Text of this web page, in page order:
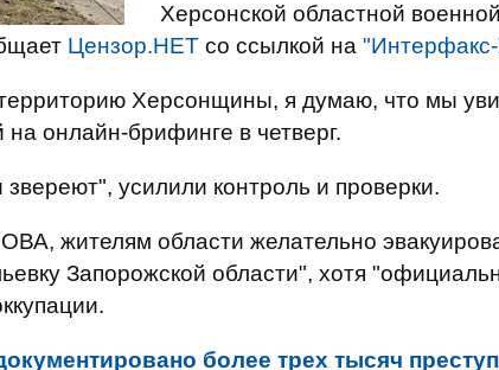
Херсонской областной
Цензор.НЕТ со ссылкой на
Херсонщины, я думаю, что мы
на онлайн-брифинге в четверг.
усилили контроль и проверки.
жителям области желательно
Запорожской области", хотя
более трех тысяч